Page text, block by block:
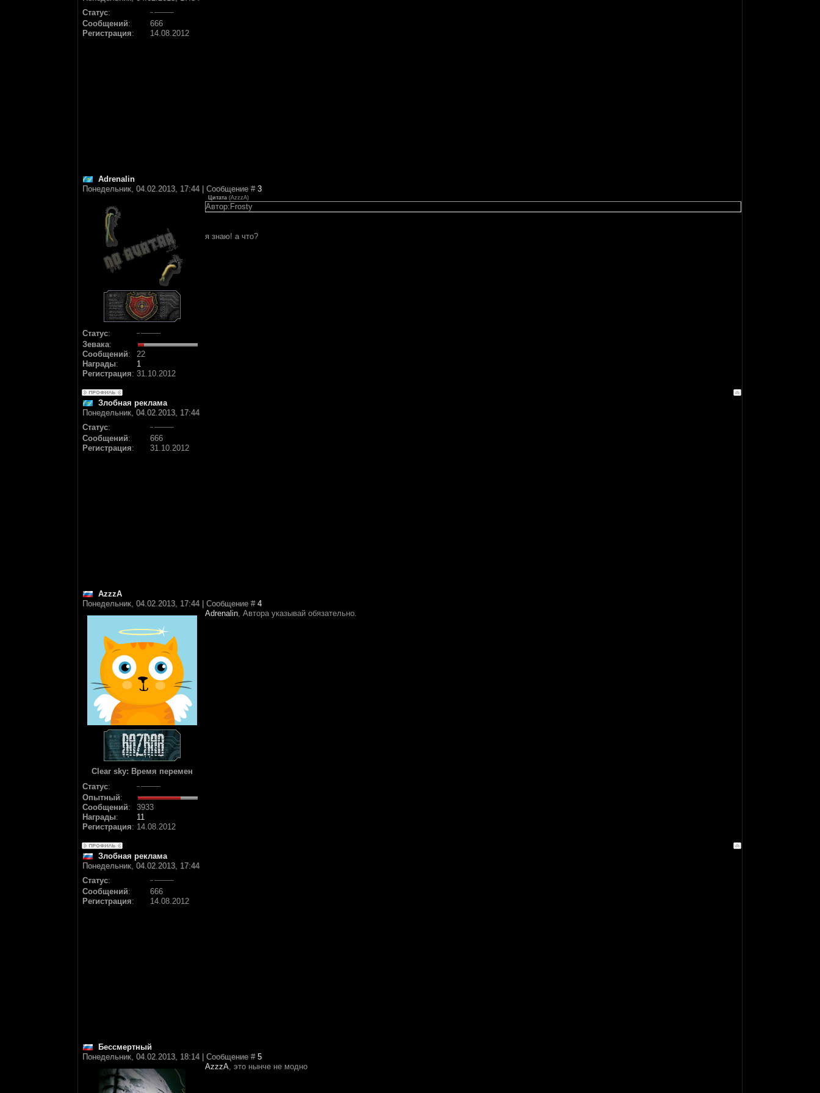
Статус:
Сообщений:
666
Регистрация: 14.08.2012
Adrenalin
Понедельник, 04.02.2013, 17:44 | Сообщение # 3
Статус:
Зевака:
Сообщений:
22
Награды:
1
Регистрация: 31.10.2012
Цитата (AzzzA)
Автор:Frosty
я знаю! а что?
Злобная реклама
Понедельник, 04.02.2013, 17:44
Статус:
Сообщений:
666
Регистрация: 31.10.2012
AzzzA
Понедельник, 04.02.2013, 17:44 | Сообщение # 4
Clear sky: Время перемен
Статус:
Опытный:
Сообщений:
3933
Награды:
11
Регистрация: 14.08.2012
Adrenalin, Автора указывай обязательно.
Злобная реклама
Понедельник, 04.02.2013, 17:44
Статус:
Сообщений:
666
Регистрация: 14.08.2012
Бессмертный
Понедельник, 04.02.2013, 18:14 | Сообщение # 5
AzzzA, это нынче не модно